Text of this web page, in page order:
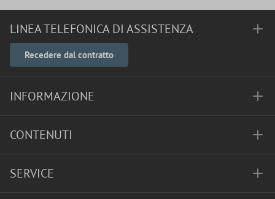
LINEA TELEFONICA DI ASSISTENZA
Recedere dal contratto
INFORMAZIONE
CONTENUTI
SERVICE